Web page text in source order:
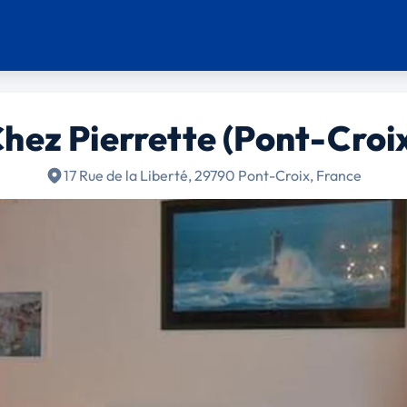
Pierrette (Pont-
17 Rue de la Liberté, 29790 Pont-Croix, France